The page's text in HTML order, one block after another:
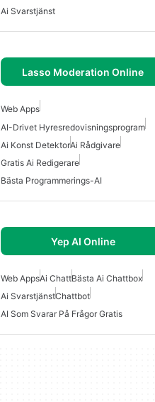
Ai Svarstjänst
Lasso Moderation Online
Web Apps
AI-Drivet Hyresredovisningsprogram
Ai Konst DetektorAi Rådgivare
Gratis Ai Redigerare
Bästa Programmerings-AI
Yep AI Online
Web AppsAi ChattBästa Ai Chattbox
Ai SvarstjänstChattbot
AI Som Svarar På Frågor Gratis